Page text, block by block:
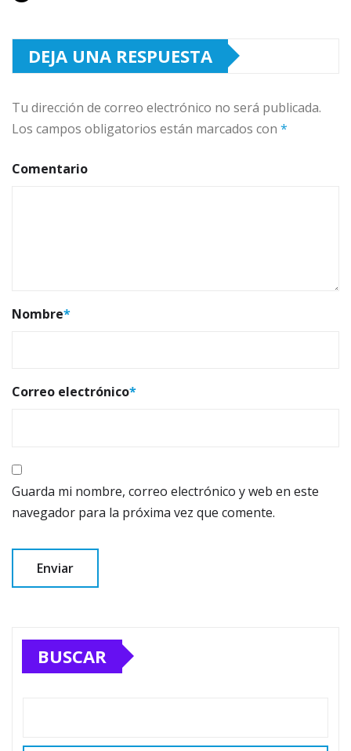
DEJA UNA RESPUESTA
Tu dirección de correo electrónico no será publicada.
Los campos obligatorios están marcados con *
Comentario
Nombre*
Correo electrónico*
Guarda mi nombre, correo electrónico y web en este
navegador para la próxima vez que comente.
BUSCAR